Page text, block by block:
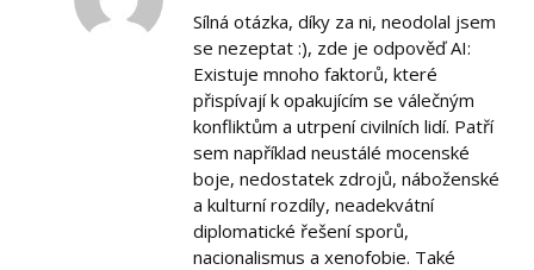
Sílná otázka, díky za ni, neodolal jsem
se nezeptat :), zde je odpověď AI:
Existuje mnoho faktorů, které
přispívají k opakujícím se válečným
konfliktům a utrpení civilních lidí. Patří
sem například neustálé mocenské
boje, nedostatek zdrojů, náboženské
a kulturní rozdíly, neadekvátní
diplomatické řešení sporů,
nacionalismus a xenofobie. Také